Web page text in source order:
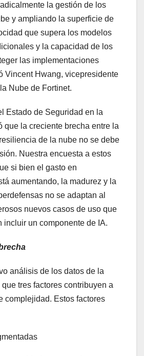
la gestión de los
y ampliando la superficie de
que supera los modelos
y la capacidad de los
las implementaciones
Vincent Hwang, vicepresidente
Nube de Fortinet.
Estado de Seguridad en la
que la creciente brecha entre la
de la nube no se debe
Nuestra encuesta a estos
si bien el gasto en
aumentando, la madurez y la
no se adaptan al
nuevos casos de uso que
incluir un componente de IA.
análisis de los datos de la
tres factores contribuyen a
complejidad. Estos factores